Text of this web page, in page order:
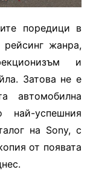
поредици в
жанра,
и
Затова не е
автомобилна
най-успешния
на Sony, с
от появата